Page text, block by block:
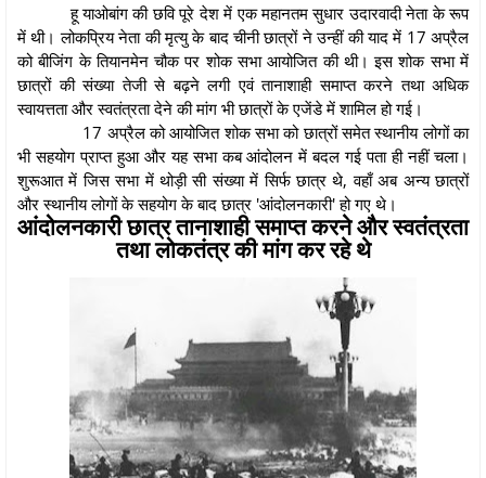
हू याओबांग की छवि पूरे देश में एक महानतम सुधार उदारवादी नेता के रूप
में थी। लोकप्रिय नेता की मृत्यु के बाद चीनी छात्रों ने उन्हीं की याद में 17 अप्रैल
को बीजिंग के तियानमेन चौक पर शोक सभा आयोजित की थी। इस शोक सभा में
छात्रों की संख्या तेजी से बढ़ने लगी एवं तानाशाही समाप्त करने तथा अधिक
स्वायत्तता और स्वतंत्रता देने की मांग भी छात्रों के एजेंडे में शामिल हो गई।
17 अप्रैल को आयोजित शोक सभा को छात्रों समेत स्थानीय लोगों का
भी सहयोग प्राप्त हुआ और यह सभा कब आंदोलन में बदल गई पता ही नहीं चला।
शुरूआत में जिस सभा में थोड़ी सी संख्या में सिर्फ छात्र थे, वहाँ अब अन्य छात्रों
और स्थानीय लोगों के सहयोग के बाद छात्र 'आंदोलनकारी' हो गए थे।
आंदोलनकारी छात्र तानाशाही समाप्त करने और स्वतंत्रता
तथा लोकतंत्र की मांग कर रहे थे